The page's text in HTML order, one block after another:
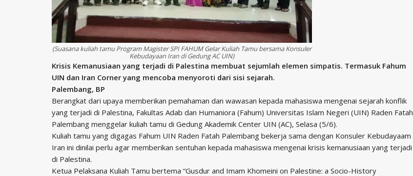
(Suasana kuliah tamu Program Magister SPI FAHUM Gelar Kuliah Tamu bersama Konsuler
Kebudayaan Iran di Gedung AC UIN)
Krisis Kemanusiaan yang terjadi di Palestina membuat sejumlah elemen simpatis. Termasuk Fahum
UIN dan Iran Corner yang mencoba menyoroti dari sisi sejarah.
Palembang, BP
Berangkat dari upaya memberikan pemahaman dan wawasan kepada mahasiswa mengenai sejarah konflik
yang terjadi di Palestina, Fakultas Adab dan Humaniora (Fahum) Universitas Islam Negeri (UIN) Raden Fatah
Palembang menggelar kuliah tamu di Gedung Akademik Center UIN (AC), Selasa (5/6).
Kuliah tamu yang digagas Fahum UIN Raden Fatah Palembang bekerja sama dengan Konsuler Kebudayaam
Iran ini dinilai perlu agar memberikan sentuhan kepada mahasiswa mengenai krisis kemanusiaan yang terjadi
di Palestina.
Ketua Pelaksana Kuliah Tamu bertema “Gusdur and Imam Khomeini on Palestine: a Socio-History